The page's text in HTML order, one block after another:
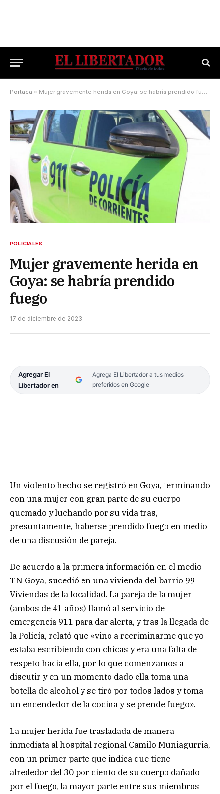
Portada » Mujer gravemente herida en Goya: se habría prendido fuego
POLICIALES
Mujer gravemente herida en
Goya: se habría prendido
fuego
17 de diciembre de 2023
Agregar El
Libertador en
Agrega El Libertador a tus medios
preferidos en Google
Un violento hecho se registró en Goya, terminando
con una mujer con gran parte de su cuerpo
quemado y luchando por su vida tras,
presuntamente, haberse prendido fuego en medio
de una discusión de pareja.
De acuerdo a la primera información en el medio
TN Goya, sucedió en una vivienda del barrio 99
Viviendas de la localidad. La pareja de la mujer
(ambos de 41 años) llamó al servicio de
emergencia 911 para dar alerta, y tras la llegada de
la Policía, relató que «vino a recriminarme que yo
estaba escribiendo con chicas y era una falta de
respeto hacia ella, por lo que comenzamos a
discutir y en un momento dado ella toma una
botella de alcohol y se tiró por todos lados y toma
un encendedor de la cocina y se prende fuego».
La mujer herida fue trasladada de manera
inmediata al hospital regional Camilo Muniagurria,
con un primer parte que indica que tiene
alrededor del 30 por ciento de su cuerpo dañado
por el fuego, la mayor parte entre sus miembros